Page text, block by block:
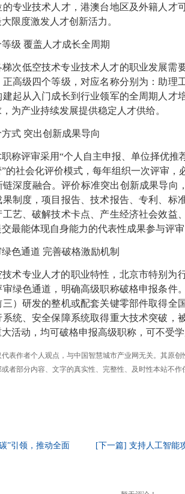
专业技术人才，港澳台地区及外籍人才
限度激发人才创新活力。
级 覆盖人才成长全周期
梯次低空技术专业技术人才的职业发展需
高级四个等级，对应名称分别为：助理
起从入门成长到行业领军的全周期人才
为产业持续发展提供稳定人才供给。
式 突出创新成果导向
称评审采用“个人自主申报、单位择优推
的社会化评价模式，每年组织一次评审
链深度融合。评价标准突出创新成果导向
果制度，项目报告、技术报告、专利、标
艺、破解技术卡点、产生经济社会效益
最能体现自身能力的代表性成果参与评
色通道 完善破格激励机制
技术专业人才的职业特性，北京市特别为
审绿色通道，明确高级职称破格申报条件
三）研发的整机或配套关键零部件取得全
系统、安全保障系统取得重大技术突破，
活动，均可破格申报高级职称，可不受
代表作者个人观点，与中国智慧城市产业网无关。其原
者部分内容、文字的真实性、完整性、及时性本站不
”引领，推动全面 [下一篇] 支持人工智能